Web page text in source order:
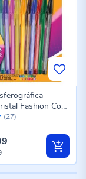
(27)
Fashion Com
- 970910